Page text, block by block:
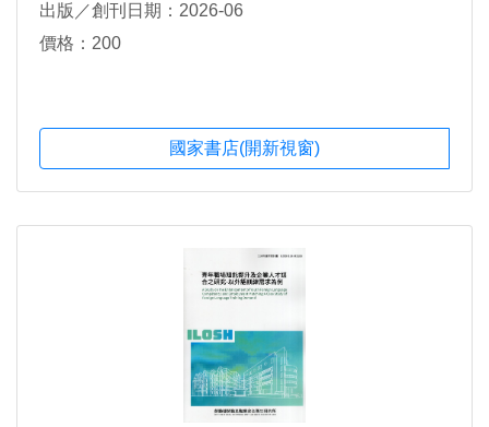
出版／創刊日期：2026-06
價格：200
國家書店(開新視窗)